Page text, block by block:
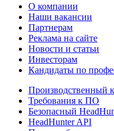
О компании
Наши вакансии
Партнерам
Реклама на сайте
Новости и статьи
Инвесторам
Кандидаты по
Производственный
Требования к ПО
Безопасный
HeadHunter API